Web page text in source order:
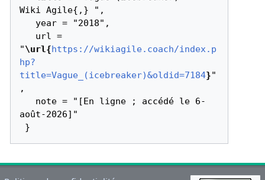
Wiki Agile{,} ",
"\url{https://wikiagile.coach/index.p
hp?
title=Vague_(icebreaker)&oldid=7184}"
,
août-2026]"